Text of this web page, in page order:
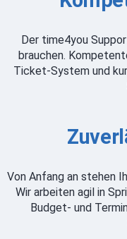
Der time4you
brauchen.
Ticket-System und
Von Anfang an stehen
Wir arbeiten agil in
Budget- und